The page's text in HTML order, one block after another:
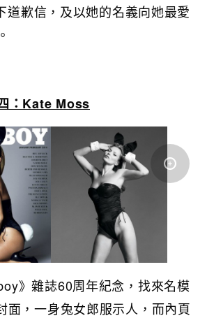
歉信，及以她的名義向她最愛
：Kate Moss
》雜誌60周年紀念，找來名模
面，一身兔女郎服示人，而內頁